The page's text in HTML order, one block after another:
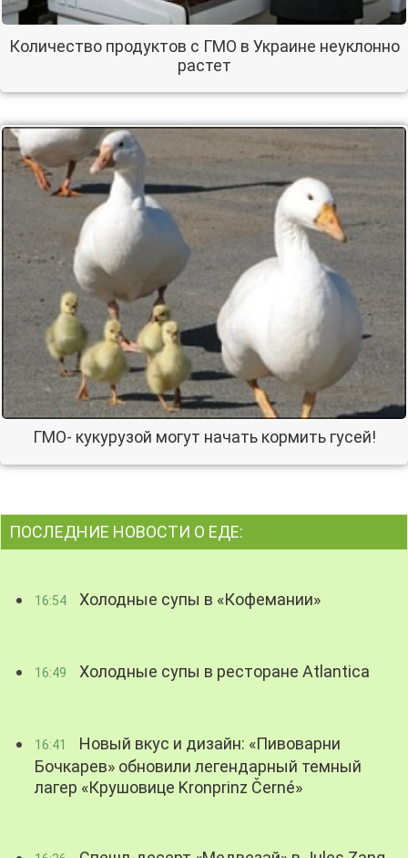
Количество продуктов с ГМО в Украине неуклонно
растет
ГМО- кукурузой могут начать кормить гусей!
ПОСЛЕДНИЕ НОВОСТИ О ЕДЕ:
16:54 Холодные супы в «Кофемании»
16:49 Холодные супы в ресторане Atlantica
16:41
Новый вкус и дизайн: «Пивоварни
Бочкарев» обновили легендарный темный
лагер «Крушовице Kronprinz Černé»